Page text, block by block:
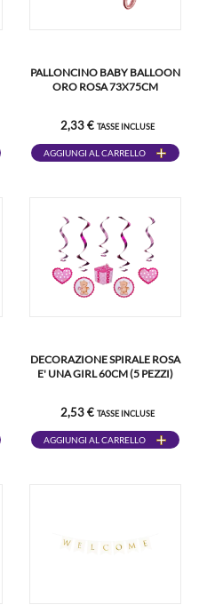
PALLONCINO BABY BALLOON
ORO ROSA 73X75CM
2,33 € TASSE INCLUSE
AGGIUNGI AL CARRELLO
DECORAZIONE SPIRALE ROSA
E' UNA GIRL 60CM (5 PEZZI)
2,53 € TASSE INCLUSE
AGGIUNGI AL CARRELLO